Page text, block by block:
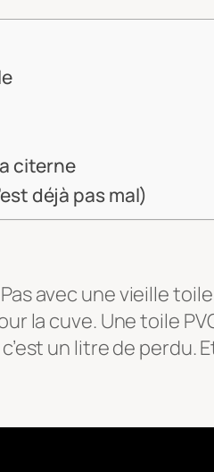
citerne
déjà pas mal)
avec une vieille
la cuve. Une toile
un litre de perdu.